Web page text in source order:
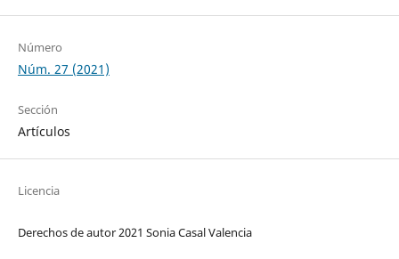
Número
Núm. 27 (2021)
Sección
Artículos
Licencia
Derechos de autor 2021 Sonia Casal Valencia